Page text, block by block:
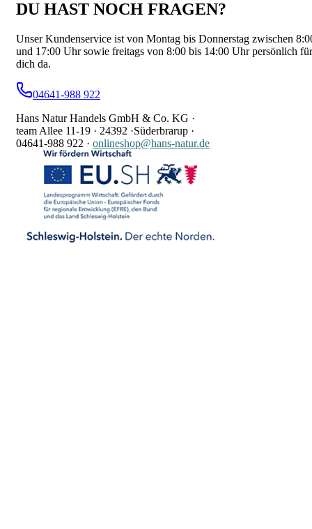
DU HAST NOCH FRAGEN?
Unser Kundenservice ist von Montag bis Donnerstag zwischen
und 17:00 Uhr sowie freitags von 8:00 bis 14:00 Uhr persönlich für
dich da.
04641-988 922
Hans Natur Handels GmbH & Co. KG ·
team Allee 11-19 · 24392 ·Süderbrarup ·
04641-988 922 · onlineshop@hans-natur.de